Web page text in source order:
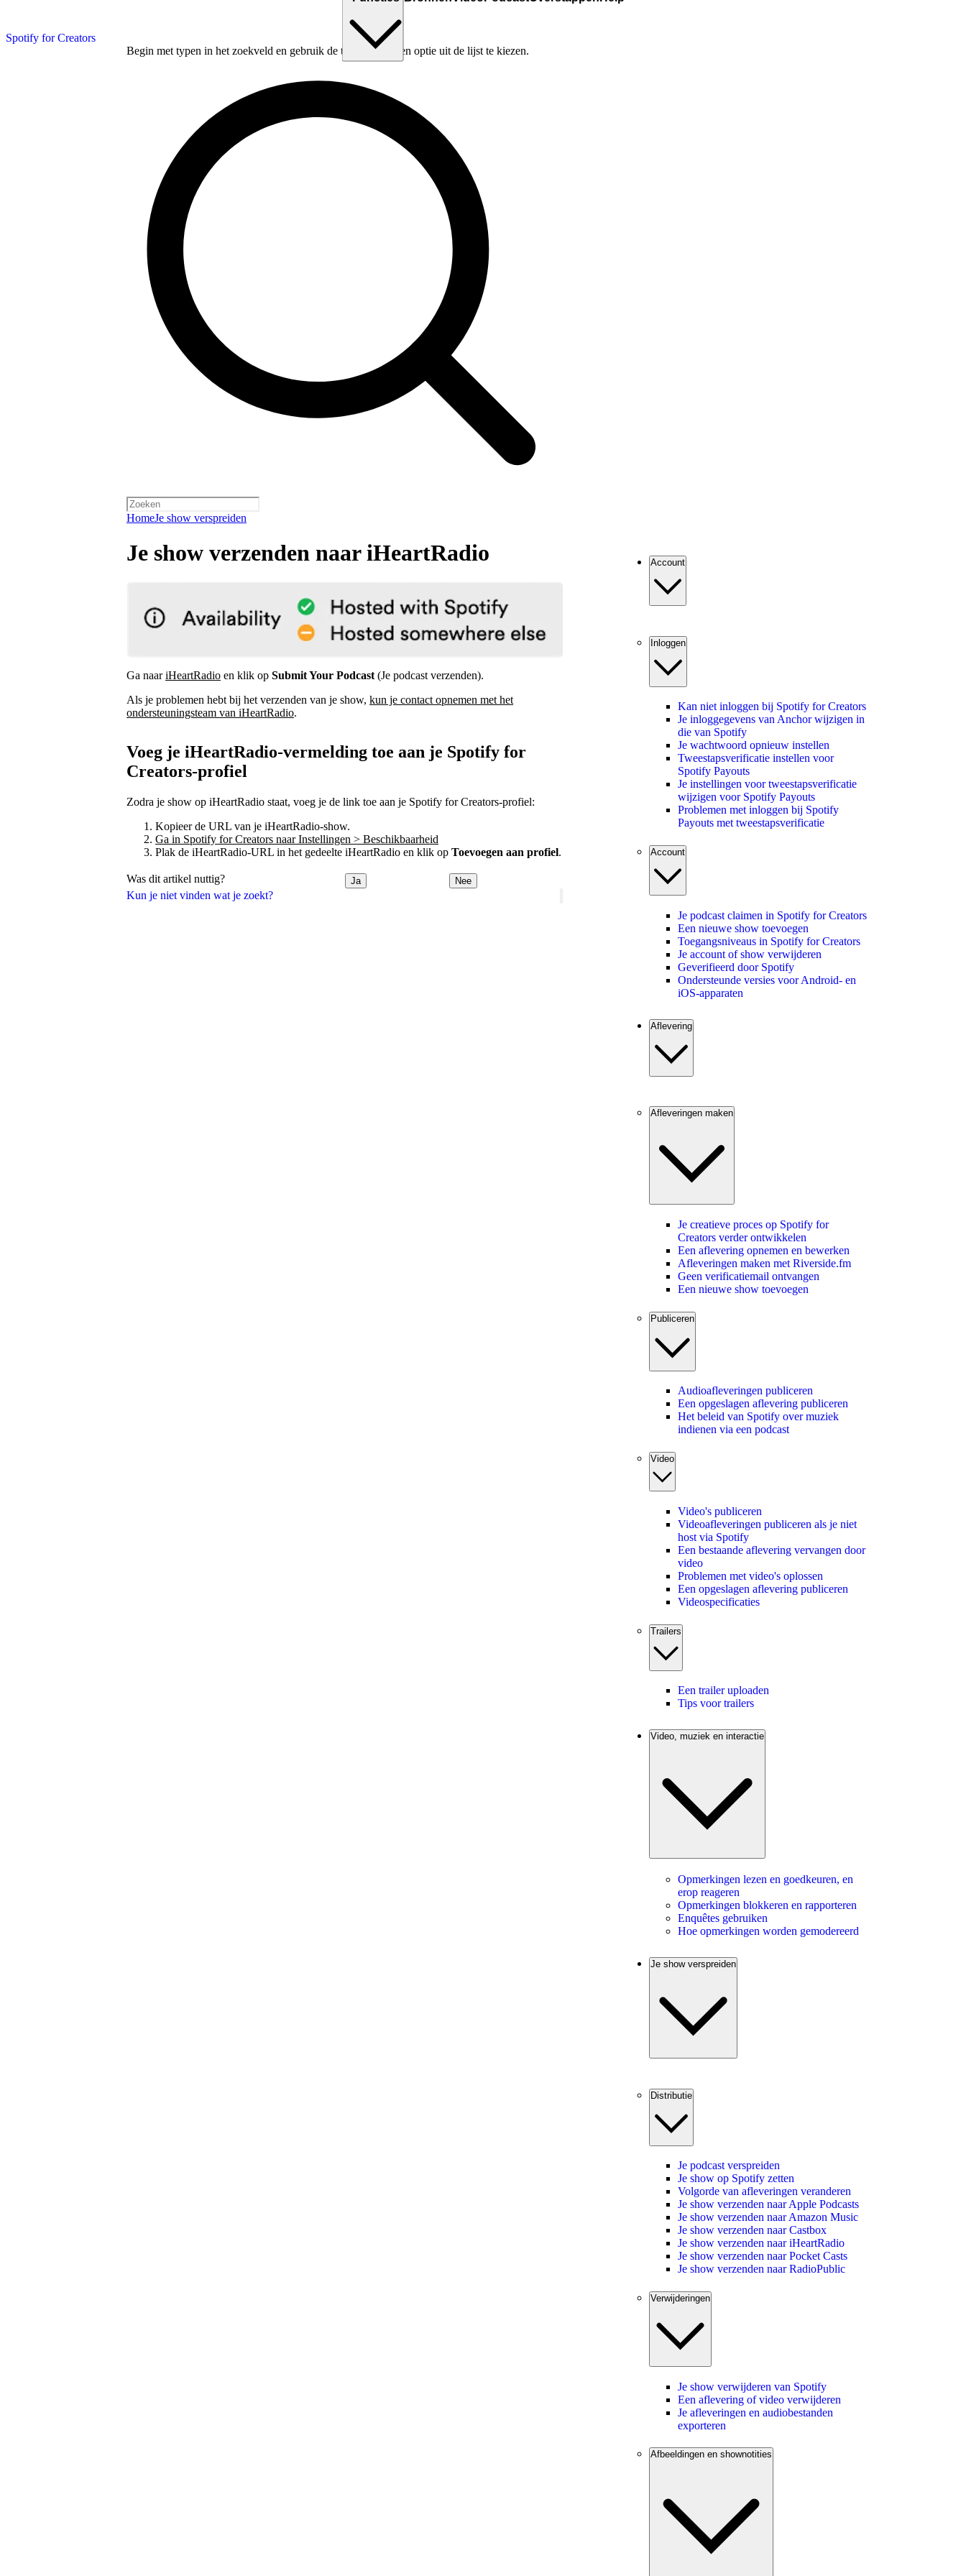
Spotify for Creators
Begin met typen in het zoekveld en gebruik de tabtoets om een optie uit de lijst te kiezen.
HomeJe show verspreiden
Kun je niet vinden wat je zoekt?
Je show verzenden naar iHeartRadio
Ga naariHeartRadio en klik op Submit Your Podcast (Je podcast verzenden).
Als je problemen hebt bij het verzenden van je show, kun je contact opnemen met het
ondersteuningsteam van iHeartRadio.
Voeg je iHeartRadio-vermelding toe aan je Spotify for
Creators-profiel
Zodra je show op iHeartRadio staat, voeg je de link toe aan je Spotify for Creators-profiel:
Kopieer de URL van je iHeartRadio-show.
Ga in Spotify for Creators naar Instellingen > Beschikbaarheid
Plak de iHeartRadio-URL in het gedeelte iHeartRadio en klik op Toevoegen aan profiel.
Was dit artikel nuttig? Ja Nee
Account
Inloggen
Kan niet inloggen bij Spotify for Creators
Je inloggegevens van Anchor wijzigen in
die van Spotify
Je wachtwoord opnieuw instellen
Tweestapsverificatie instellen voor
Spotify Payouts
Je instellingen voor tweestapsverificatie
wijzigen voor Spotify Payouts
Problemen met inloggen bij Spotify
Payouts met tweestapsverificatie
Account
Je podcast claimen in Spotify for Creators
Een nieuwe show toevoegen
Toegangsniveaus in Spotify for Creators
Je account of show verwijderen
Geverifieerd door Spotify
Ondersteunde versies voor Android- en
iOS-apparaten
Aflevering
Afleveringen maken
Je creatieve proces op Spotify for
Creators verder ontwikkelen
Een aflevering opnemen en bewerken
Afleveringen maken met Riverside.fm
Geen verificatiemail ontvangen
Een nieuwe show toevoegen
Publiceren
Audioafleveringen publiceren
Een opgeslagen aflevering publiceren
Het beleid van Spotify over muziek
indienen via een podcast
Video
Video's publiceren
Videoafleveringen publiceren als je niet
host via Spotify
Een bestaande aflevering vervangen door
video
Problemen met video's oplossen
Een opgeslagen aflevering publiceren
Videospecificaties
Trailers
Een trailer uploaden
Tips voor trailers
Video, muziek en interactie
Opmerkingen lezen en goedkeuren, en
erop reageren
Opmerkingen blokkeren en rapporteren
Enquêtes gebruiken
Hoe opmerkingen worden gemodereerd
Je show verspreiden
Distributie
Je podcast verspreiden
Je show op Spotify zetten
Volgorde van afleveringen veranderen
Je show verzenden naar Apple Podcasts
Je show verzenden naar Amazon Music
Je show verzenden naar Castbox
Je show verzenden naar iHeartRadio
Je show verzenden naar Pocket Casts
Je show verzenden naar RadioPublic
Verwijderingen
Je show verwijderen van Spotify
Een aflevering of video verwijderen
Je afleveringen en audiobestanden
exporteren
Afbeeldingen en shownotities